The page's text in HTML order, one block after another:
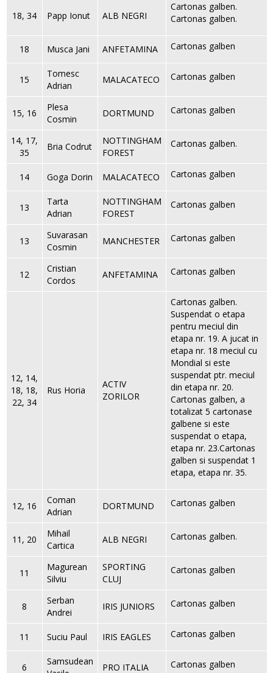
18, 34 Papp Ionut ALB NEGRI
Cartonas galben.
Cartonas galben.
18 Musca Jani ANFETAMINA Cartonas galben
15
Tomesc
Adrian
MALACATECO Cartonas galben
15, 16
Plesa
Cosmin
DORTMUND Cartonas galben
14, 17,
35
Bria Codrut
NOTTINGHAM
FOREST
Cartonas galben.
14 Goga Dorin MALACATECO Cartonas galben
13
Tarta
Adrian
NOTTINGHAM
FOREST
Cartonas galben
13
Suvarasan
Cosmin
MANCHESTER Cartonas galben
12
Cristian
Cordos
ANFETAMINA Cartonas galben
12, 14,
18, 18,
22, 34
Rus Horia
ACTIV
ZORILOR
Cartonas galben.
Suspendat o etapa
pentru meciul din
etapa nr. 19. A jucat in
etapa nr. 18 meciul cu
Mondial si este
suspendat ptr. meciul
din etapa nr. 20.
Cartonas galben, a
totalizat 5 cartonase
galbene si este
suspendat o etapa,
etapa nr. 23.Cartonas
galben si suspendat 1
etapa, etapa nr. 35.
12, 16
Coman
Adrian
DORTMUND Cartonas galben
11, 20
Mihail
Cartica
ALB NEGRI Cartonas galben.
11
Magurean
Silviu
SPORTING
CLUJ
Cartonas galben
8
Serban
Andrei
IRIS JUNIORS Cartonas galben
11 Suciu Paul IRIS EAGLES Cartonas galben
6
Samsudean
PRO ITALIA Cartonas galben